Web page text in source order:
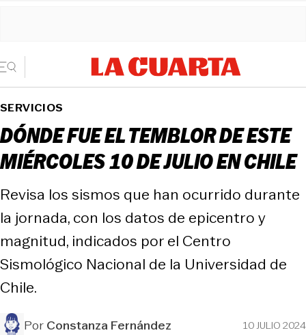
SERVICIOS
DÓNDE FUE EL TEMBLOR DE ESTE
MIÉRCOLES 10 DE JULIO EN CHILE
Revisa los sismos que han ocurrido durante
la jornada, con los datos de epicentro y
magnitud, indicados por el Centro
Sismológico Nacional de la Universidad de
Chile.
PorConstanza Fernández 10 JULIO 2024